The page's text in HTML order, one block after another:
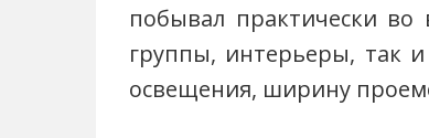
побывал практически
группы, интерьеры, так
освещения, ширину